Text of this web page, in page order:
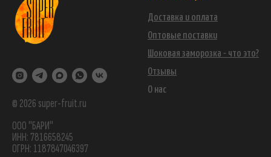
© 2026 super-fruit.ru
ООО "БАРИ"
ИНН: 7816658245
ОГРН: 1187847046397
Доставка и оплата
Оптовые поставки
Шоковая заморозка - что это?
Отзывы
О нас